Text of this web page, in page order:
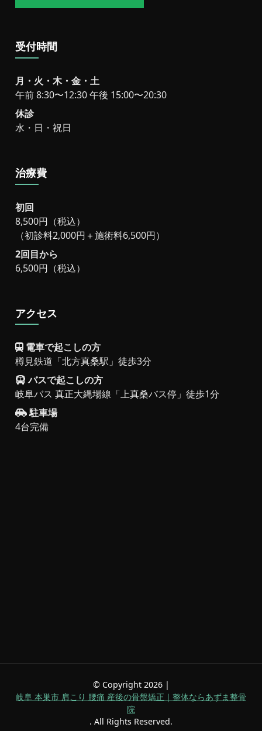
受付時間
月・火・木・金・土
午前 8:30〜12:30 午後 15:00〜20:30
休診
水・日・祝日
治療費
初回
8,500円（税込）
（初診料2,000円＋施術料6,500円）
2回目から
6,500円（税込）
アクセス
電車で起こしの方
樽見鉄道「北方真桑駅」徒歩3分
バスで起こしの方
岐阜バス 真正大縄場線「上真桑バス停」徒歩1分
駐車場
4台完備
© Copyright 2026 |
岐阜 本巣市 肩こり 腰痛 産後の骨盤矯正｜整体ならあずま整骨
院
. All Rights Reserved.